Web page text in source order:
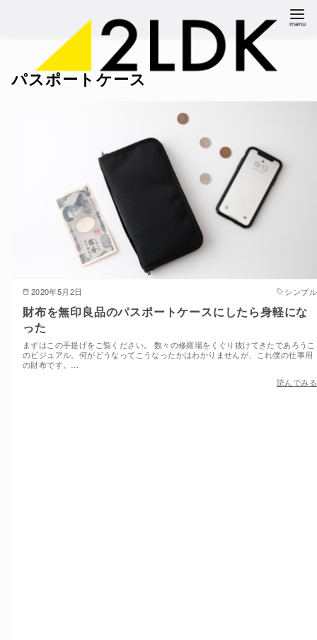
ツパスポートケース
2020年5月2日 シンプル
財布を無印良品のパスポートケースにしたら身軽にな
った
まずはこの手提げをご覧ください。 数々の修羅場をくぐり抜けてきたであろうこ
のビジュアル。何がどうなってこうなったかはわかりませんが、これ僕の仕事用
の財布です。…
読んでみる